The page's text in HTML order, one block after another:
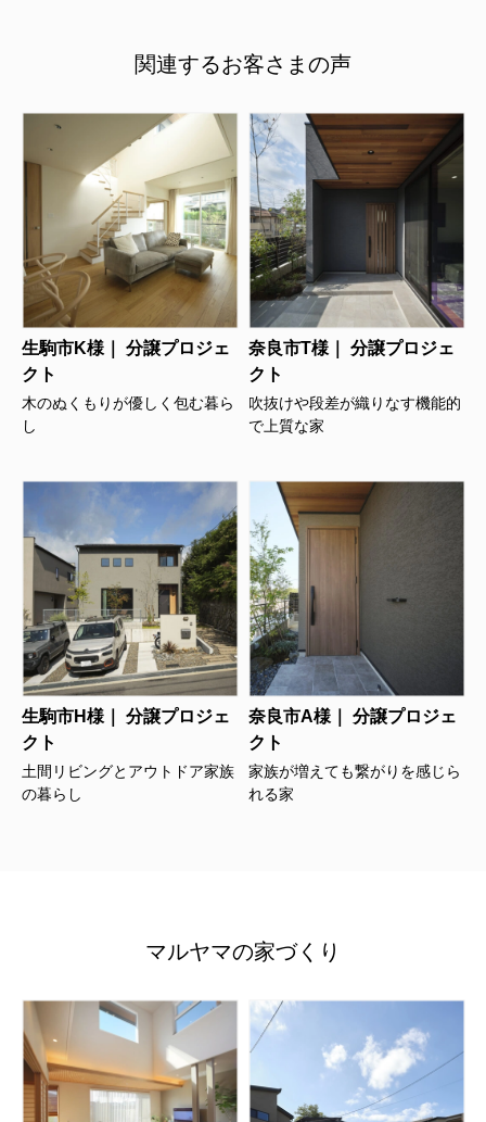
関連するお客さまの声
生駒市K様｜ 分譲プロジェ
クト
木のぬくもりが優しく包む暮ら
し
奈良市T様｜ 分譲プロジェ
クト
吹抜けや段差が織りなす機能的
で上質な家
生駒市H様｜ 分譲プロジェ
クト
土間リビングとアウトドア家族
の暮らし
奈良市A様｜ 分譲プロジェ
クト
家族が増えても繋がりを感じら
れる家
マルヤマの家づくり